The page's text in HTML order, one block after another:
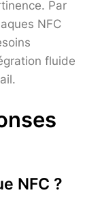
Par
NFC
fluide
NFC ?